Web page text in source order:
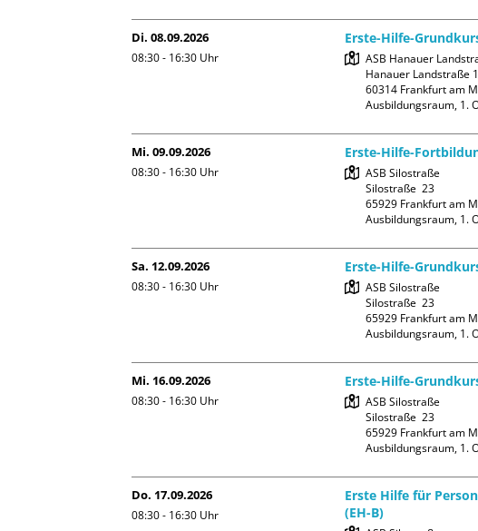
Di. 08.09.2026
08:30 - 16:30 Uhr
Erste-Hilfe-
ASB Hanauer
Hanauer Landstraße
60314 Frankfurt am
Ausbildungsraum, 1.
Mi. 09.09.2026
08:30 - 16:30 Uhr
Erste-Hilfe-
ASB Silostraße
Silostraße  23
65929 Frankfurt am
Ausbildungsraum, 1.
Sa. 12.09.2026
08:30 - 16:30 Uhr
Erste-Hilfe-
ASB Silostraße
Silostraße  23
65929 Frankfurt am
Ausbildungsraum, 1.
Mi. 16.09.2026
08:30 - 16:30 Uhr
Erste-Hilfe-
ASB Silostraße
Silostraße  23
65929 Frankfurt am
Ausbildungsraum, 1.
Do. 17.09.2026
08:30 - 16:30 Uhr
Erste Hilfe für
(EH-B)